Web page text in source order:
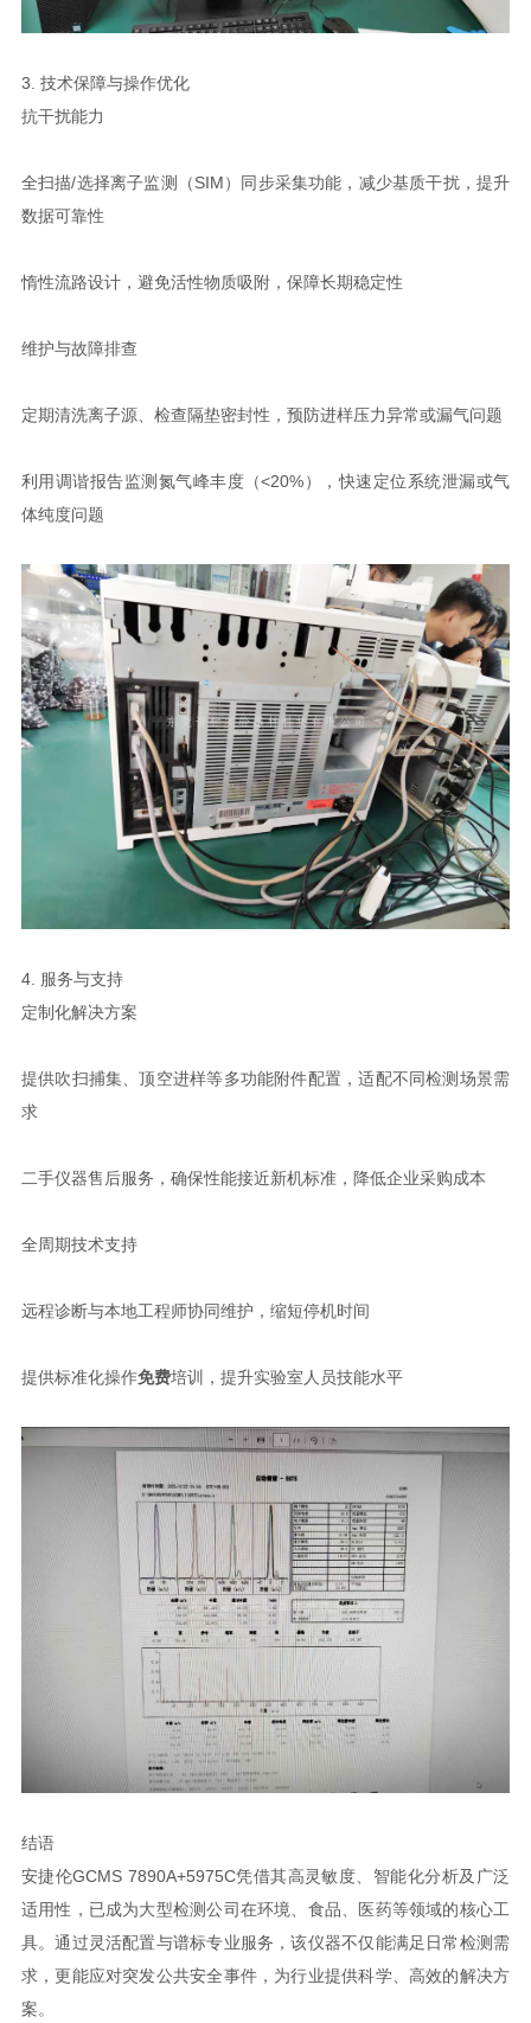
3. 技术保障与操作优化
抗干扰能力
全扫描/选择离子监测（SIM）同步采集功能，减少基质干扰，提升
数据可靠性
惰性流路设计，避免活性物质吸附，保障长期稳定性
维护与故障排查
定期清洗离子源、检查隔垫密封性，预防进样压力异常或漏气问题
利用调谐报告监测氮气峰丰度（<20%），快速定位系统泄漏或气
体纯度问题
4. 服务与支持
定制化解决方案
提供吹扫捕集、顶空进样等多功能附件配置，适配不同检测场景需
求
二手仪器售后服务，确保性能接近新机标准，降低企业采购成本
全周期技术支持
远程诊断与本地工程师协同维护，缩短停机时间
提供标准化操作免费培训，提升实验室人员技能水平
结语
安捷伦GCMS 7890A+5975C凭借其高灵敏度、智能化分析及广泛
适用性，已成为大型检测公司在环境、食品、医药等领域的核心工
具。通过灵活配置与谱标专业服务，该仪器不仅能满足日常检测需
求，更能应对突发公共安全事件，为行业提供科学、高效的解决方
案。